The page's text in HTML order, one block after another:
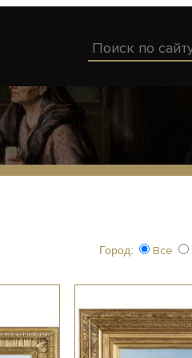
Город: Все